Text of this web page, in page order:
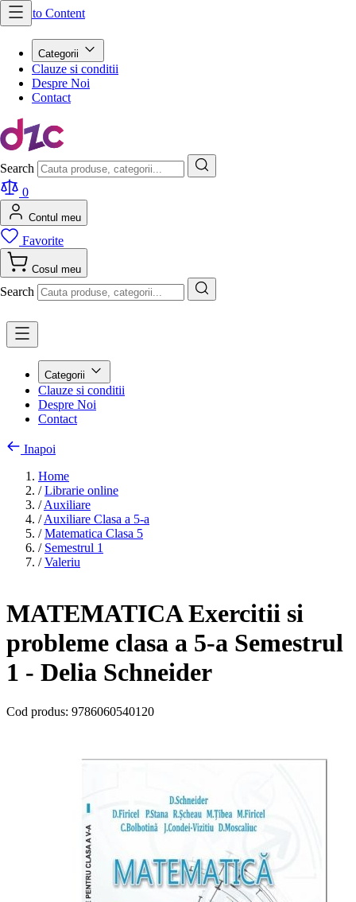
Skip to Content
Categorii
Clauze si conditii
Despre Noi
Contact
Search
0
Contul meu
Favorite
Cosul meu
Search
Categorii
Clauze si conditii
Despre Noi
Contact
Inapoi
Home
/ Librarie online
/ Auxiliare
/ Auxiliare Clasa a 5-a
/ Matematica Clasa 5
/ Semestrul 1
/ Valeriu
MATEMATICA Exercitii si
probleme clasa a 5-a Semestrul
1 - Delia Schneider
Cod produs: 9786060540120